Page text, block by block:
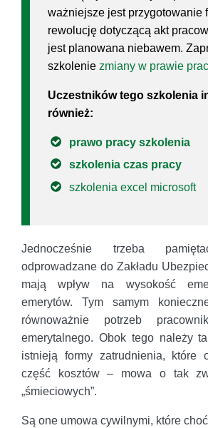
ważniejsze jest przygotowanie
rewolucję dotyczącą akt
jest planowana niebawem.
szkolenie zmiany w prawie
Uczestników tego szkolenia
również:
prawo pracy szkolenia
szkolenia czas pracy
szkolenia excel microsoft
Jednocześnie trzeba
odprowadzane do Zakładu
mają wpływ na wysokość
emerytów. Tym samym
równoważnie potrzeb
emerytalnego. Obok tego należy
istnieją formy zatrudnienia, które
część kosztów – mowa o tak
„śmieciowych”.
Są one umowa cywilnymi, które